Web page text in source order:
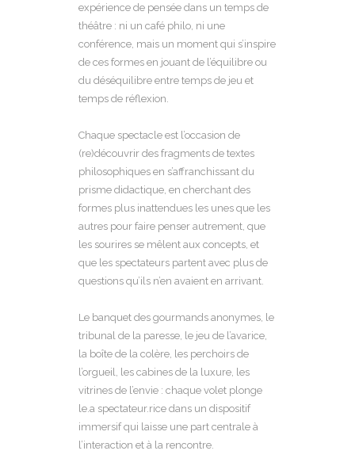
expérience de pensée dans un temps de
théâtre : ni un café philo, ni une
conférence, mais un moment qui s’inspire
de ces formes en jouant de l’équilibre ou
du déséquilibre entre temps de jeu et
temps de réflexion.
Chaque spectacle est l’occasion de
(re)découvrir des fragments de textes
philosophiques en s’affranchissant du
prisme didactique, en cherchant des
formes plus inattendues les unes que les
autres pour faire penser autrement, que
les sourires se mêlent aux concepts, et
que les spectateurs partent avec plus de
questions qu’ils n’en avaient en arrivant.
Le banquet des gourmands anonymes, le
tribunal de la paresse, le jeu de l’avarice,
la boîte de la colère, les perchoirs de
l’orgueil, les cabines de la luxure, les
vitrines de l’envie : chaque volet plonge
le.a spectateur.rice dans un dispositif
immersif qui laisse une part centrale à
l’interaction et à la rencontre.